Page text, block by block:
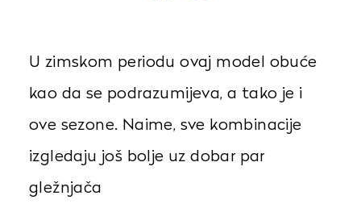
U zimskom periodu ovaj model obuće
kao da se podrazumijeva, a tako je i
ove sezone. Naime, sve kombinacije
izgledaju još bolje uz dobar par
gležnjača